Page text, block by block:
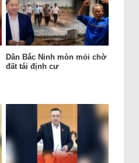
Dân Bắc Ninh mòn mỏi chờ
đất tái định cư